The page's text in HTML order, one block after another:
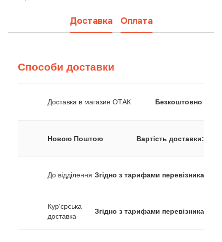
Доставка Оплата
Способи доставки
Доставка в магазин ОТАК Безкоштовно
Новою Поштою Вартість доставки:
До відділення Згідно з тарифами перевізника
Кур'єрська
доставка
Згідно з тарифами перевізника